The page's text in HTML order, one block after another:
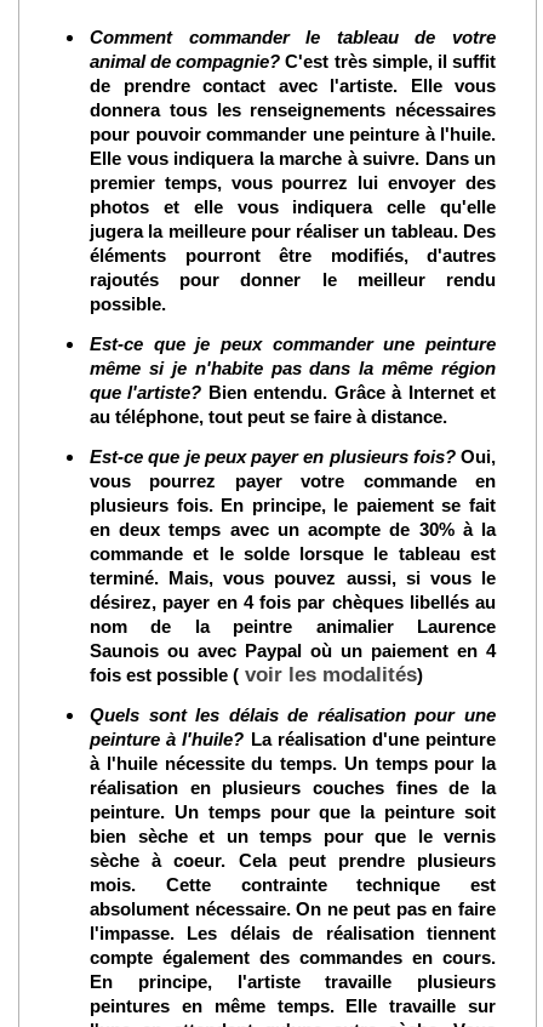
Comment commander le tableau de votre
animal de compagnie? C'est très simple, il suffit
de prendre contact avec l'artiste. Elle vous
donnera tous les renseignements nécessaires
pour pouvoir commander une peinture à l'huile.
Elle vous indiquera la marche à suivre. Dans un
premier temps, vous pourrez lui envoyer des
photos et elle vous indiquera celle qu'elle
jugera la meilleure pour réaliser un tableau. Des
éléments pourront être modifiés, d'autres
rajoutés pour donner le meilleur rendu
possible.
Est-ce que je peux commander une peinture
même si je n'habite pas dans la même région
que l'artiste? Bien entendu. Grâce à Internet et
au téléphone, tout peut se faire à distance.
Est-ce que je peux payer en plusieurs fois?Oui,
vous pourrez payer votre commande en
plusieurs fois. En principe, le paiement se fait
en deux temps avec un acompte de 30% à la
commande et le solde lorsque le tableau est
terminé. Mais, vous pouvez aussi, si vous le
désirez, payer en 4 fois par chèques libellés au
nom de la peintre animalier Laurence
Saunois ou avec Paypal où un paiement en 4
fois est possible ( voir les modalités)
Quels sont les délais de réalisation pour une
peinture à l'huile? La réalisation d'une peinture
à l'huile nécessite du temps. Un temps pour la
réalisation en plusieurs couches fines de la
peinture. Un temps pour que la peinture soit
bien sèche et un temps pour que le vernis
sèche à coeur. Cela peut prendre plusieurs
mois. Cette contrainte technique est
absolument nécessaire. On ne peut pas en faire
l'impasse. Les délais de réalisation tiennent
compte également des commandes en cours.
En principe, l'artiste travaille plusieurs
peintures en même temps. Elle travaille sur